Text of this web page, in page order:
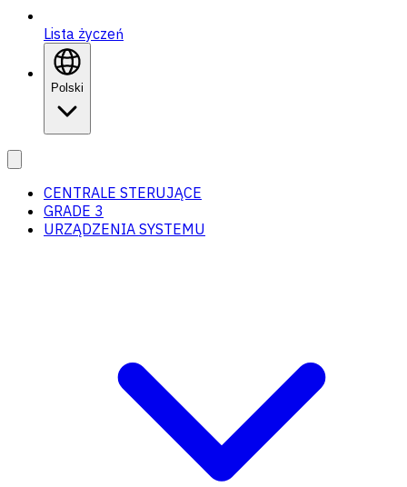
Lista życzeń
Polski
CENTRALE STERUJĄCE
GRADE 3
URZĄDZENIA SYSTEMU